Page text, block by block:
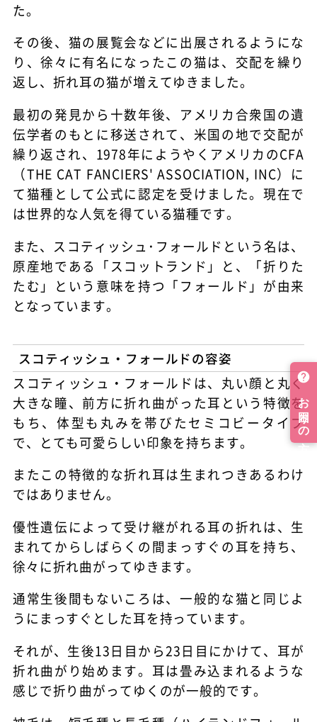
た。
その後、猫の展覧会などに出展されるようにな
り、徐々に有名になったこの猫は、交配を繰り
返し、折れ耳の猫が増えてゆきました。
最初の発見から十数年後、アメリカ合衆国の遺
伝学者のもとに移送されて、米国の地で交配が
繰り返され、1978年にようやくアメリカのCFA
（THE CAT FANCIERS' ASSOCIATION, INC）に
て猫種として公式に認定を受けました。現在で
は世界的な人気を得ている猫種です。
また、スコティッシュ･フォールドという名は、
原産地である「スコットランド」と、「折りた
たむ」という意味を持つ「フォールド」が由来
となっています。
スコティッシュ・フォールドの容姿
スコティッシュ・フォールドは、丸い顔と丸く
大きな瞳、前方に折れ曲がった耳という特徴を
もち、体型も丸みを帯びたセミコビータイプ
で、とても可愛らしい印象を持ちます。
またこの特徴的な折れ耳は生まれつきあるわけ
ではありません。
優性遺伝によって受け継がれる耳の折れは、生
まれてからしばらくの間まっすぐの耳を持ち、
徐々に折れ曲がってゆきます。
通常生後間もないころは、一般的な猫と同じよ
うにまっすぐとした耳を持っています。
それが、生後13日目から23日目にかけて、耳が
折れ曲がり始めます。耳は畳み込まれるような
感じで折り曲がってゆくのが一般的です。